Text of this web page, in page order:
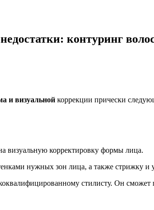
контуринг
и визуальной коррекции прически
визуальную корректировку формы лица.
нужных зон лица, а также стрижку и
стилисту. Он сможет